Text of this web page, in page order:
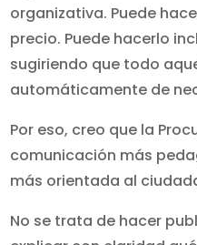
organizativa. Puede
precio. Puede hacerlo
sugiriendo que todo
automáticamente de
Por eso, creo que la
comunicación más
más orientada al
No se trata de hacer